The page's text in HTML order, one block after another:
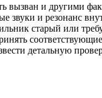
и другими
и резонанс
старый или
детальную